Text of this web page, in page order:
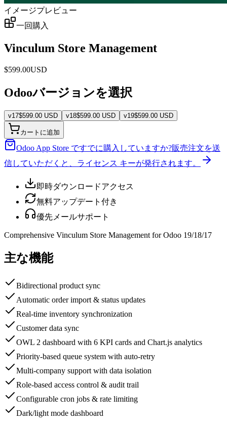
イメージプレビュー
一回購入
Vinculum Store Management
$599.00USD
Odooバージョンを選択
v17$599.00 USD v18$599.00 USD v19$599.00 USD
カートに追加
Odoo App Store ですでに購入していますか?販売注文を送
信していただくと、ライセンス キーが発行されます。
即時ダウンロードアクセス
無料アップデート付き
優先メールサポート
Comprehensive Vinculum Store Management for Odoo 19/18/17
主な機能
Bidirectional product sync
Automatic order import & status updates
Real-time inventory synchronization
Customer data sync
OWL 2 dashboard with 6 KPI cards and Chart.js analytics
Priority-based queue system with auto-retry
Multi-company support with data isolation
Role-based access control & audit trail
Configurable cron jobs & rate limiting
Dark/light mode dashboard